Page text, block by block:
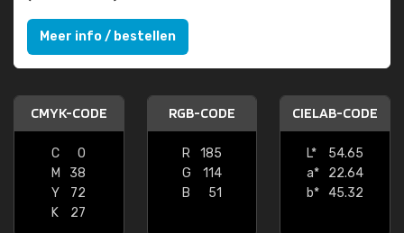
Meer info / bestellen
CMYK-CODE
C
0
M
38
Y
72
K
27
RGB-CODE
R
185
G
114
B
51
CIELAB-CODE
L*
54.65
a*
22.64
b*
45.32